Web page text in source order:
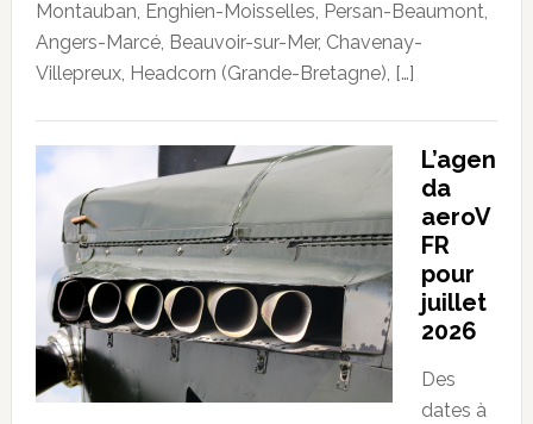
Montauban, Enghien-Moisselles, Persan-Beaumont,
Angers-Marcé, Beauvoir-sur-Mer, Chavenay-
Villepreux, Headcorn (Grande-Bretagne), […]
L’agen
da
aeroV
FR
pour
juillet
2026
Des
dates à